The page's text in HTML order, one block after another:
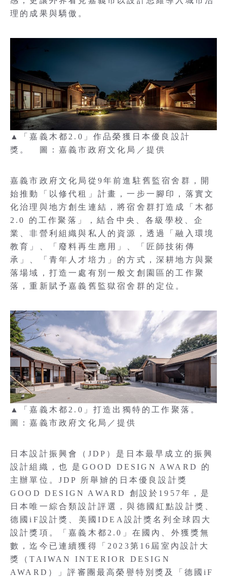
理的成果與驕傲。
▲「嘉義木都2.0」作品榮獲日本優良設計
獎。 圖：嘉義市政府文化局／提供
嘉義市政府文化局從9年前進駐舊監宿舍群，開
始推動「以修代租」計畫，一步一腳印，落實文
化治理與地方創生連結，將宿舍群打造成「木都
2.0 的工作聚落」，結合中央、各級學校、企
業、非營利組織與私人的資源，透過「融入環境
教育」、「廢料再生應用」、「匠師技術傳
承」、「青年人才培力」的方式，深耕地方與聚
落場域，打造一處有別一般文創園區的工作聚
落，重新賦予嘉義舊監獄宿舍群的定位。
▲「嘉義木都2.0」打造出獨特的工作聚落。
圖：嘉義市政府文化局／提供
日本設計振興會（JDP）是日本最早成立的振興
設計組織，也 是GOOD DESIGN AWARD 的
主辦單位。JDP 所舉辧的日本優良設計獎
GOOD DESIGN AWARD 創設於1957年，是
日本唯一綜合類設計評選，與德國紅點設計獎、
德國iF設計獎、美國IDEA設計獎名列全球四大
設計獎項。「嘉義木都2.0」在國內、外獲獎無
數，迄今已連續獲得「2023第16屆室內設計大
獎（TAIWAN INTERIOR DESIGN
AWARD）」評審團最高榮譽特別獎及「德國iF